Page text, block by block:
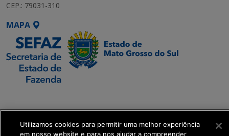
CEP.: 79031-310
MAPA
Executiva de
Transformação Digital
Utilizamos cookies para permitir uma melhor experiência
em nosso website e para nos ajudar a compreender